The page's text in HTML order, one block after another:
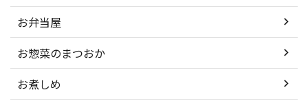
お弁当屋
お惣菜のまつおか
お煮しめ